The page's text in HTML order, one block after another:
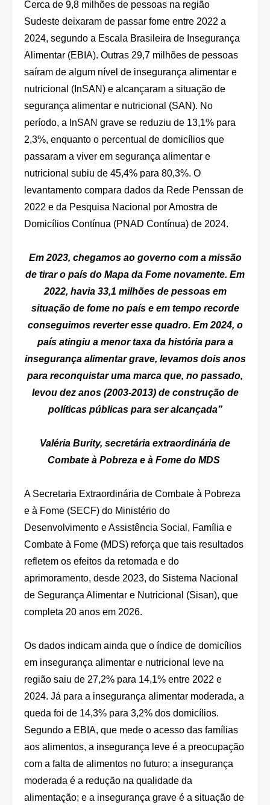
Cerca de 9,8 milhões de pessoas na região
Sudeste deixaram de passar fome entre 2022 a
2024, segundo a Escala Brasileira de Insegurança
Alimentar (EBIA). Outras 29,7 milhões de pessoas
saíram de algum nível de insegurança alimentar e
nutricional (InSAN) e alcançaram a situação de
segurança alimentar e nutricional (SAN). No
período, a InSAN grave se reduziu de 13,1% para
2,3%, enquanto o percentual de domicílios que
passaram a viver em segurança alimentar e
nutricional subiu de 45,4% para 80,3%. O
levantamento compara dados da Rede Penssan de
2022 e da Pesquisa Nacional por Amostra de
Domicílios Contínua (PNAD Contínua) de 2024.
Em 2023, chegamos ao governo com a missão
de tirar o país do Mapa da Fome novamente. Em
2022, havia 33,1 milhões de pessoas em
situação de fome no país e em tempo recorde
conseguimos reverter esse quadro. Em 2024, o
país atingiu a menor taxa da história para a
insegurança alimentar grave, levamos dois anos
para reconquistar uma marca que, no passado,
levou dez anos (2003-2013) de construção de
políticas públicas para ser alcançada”
Valéria Burity, secretária extraordinária de
Combate à Pobreza e à Fome do MDS
A Secretaria Extraordinária de Combate à Pobreza
e à Fome (SECF) do Ministério do
Desenvolvimento e Assistência Social, Família e
Combate à Fome (MDS) reforça que tais resultados
refletem os efeitos da retomada e do
aprimoramento, desde 2023, do Sistema Nacional
de Segurança Alimentar e Nutricional (Sisan), que
completa 20 anos em 2026.
Os dados indicam ainda que o índice de domicílios
em insegurança alimentar e nutricional leve na
região saiu de 27,2% para 14,1% entre 2022 e
2024. Já para a insegurança alimentar moderada, a
queda foi de 14,3% para 3,2% dos domicílios.
Segundo a EBIA, que mede o acesso das famílias
aos alimentos, a insegurança leve é a preocupação
com a falta de alimentos no futuro; a insegurança
moderada é a redução na qualidade da
alimentação; e a insegurança grave é a situação de